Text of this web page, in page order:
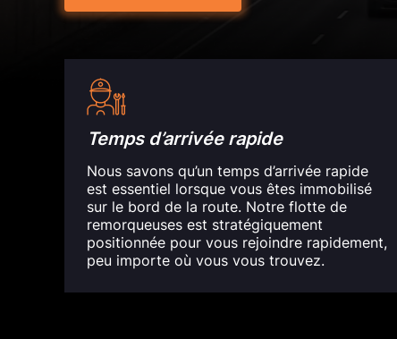
Temps d’arrivée rapide
Nous savons qu’un temps d’arrivée rapide
est essentiel lorsque vous êtes immobilisé
sur le bord de la route. Notre flotte de
remorqueuses est stratégiquement
positionnée pour vous rejoindre rapidement,
peu importe où vous vous trouvez.